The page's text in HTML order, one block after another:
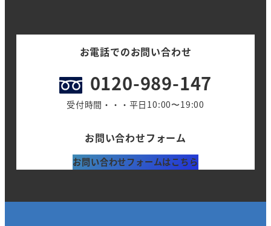
お電話でのお問い合わせ
0120-989-147
受付時間・・・平日10:00〜19:00
お問い合わせフォーム
お問い合わせフォームはこちら